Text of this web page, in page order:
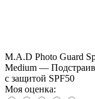
M.A.D Photo Guard
Medium —
с защитой SPF50
Моя оценка: